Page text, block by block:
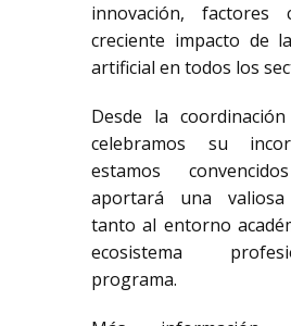
innovación,
creciente impacto de
artificial en todos los
Desde la
celebramos su
estamos
aportará una valiosa
tanto al entorno
ecosistema
programa.